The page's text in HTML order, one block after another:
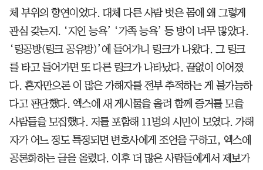
체 부위의 향연이었다. 대체 다른 사람 벗은 몸에 왜 그렇게
관심 갖는지. ‘지인 능욕’ ‘가족 능욕’ 등 방이 너무 많았다.
‘링공방(링크 공유방)’에 들어가니 링크가 나왔다. 그 링크
를 타고 들어가면 또 다른 링크가 나타났다. 끝없이 이어졌
다. 혼자만으론 이 많은 가해자를 전부 추적하는 게 불가능하
다고 판단했다. 엑스에 새 게시물을 올려 함께 증거를 모을
사람들을 모집했다. 저를 포함해 11명의 시민이 모였다. 가해
자가 어느 정도 특정되면 변호사에게 조언을 구하고, 엑스에
공론화하는 글을 올렸다. 이후 더 많은 사람들에게서 제보가